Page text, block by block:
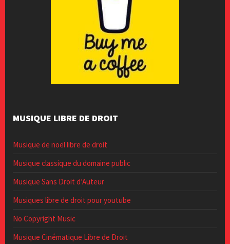
MUSIQUE LIBRE DE DROIT
Musique de noël libre de droit
Musique classique du domaine public
Musique Sans Droit d’Auteur
Musiques libre de droit pour youtube
No Copyright Music
Musique Cinématique Libre de Droit